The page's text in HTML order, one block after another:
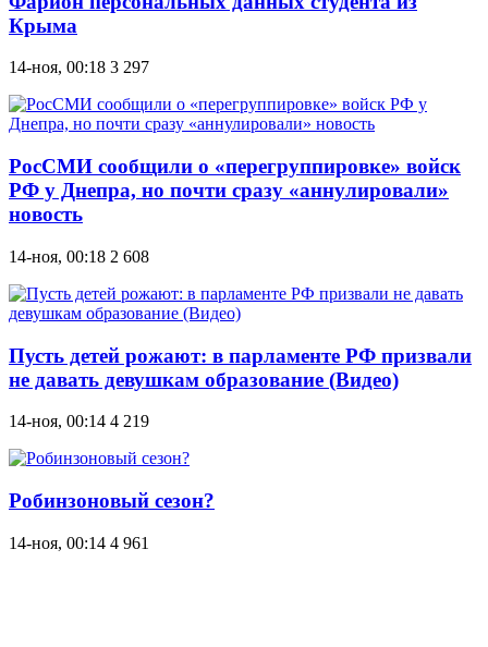
Крыма
14-ноя, 00:18 3 297
РосСМИ сообщили о «перегруппировке» войск
РФ у Днепра, но почти сразу «аннулировали»
новость
14-ноя, 00:18 2 608
Пусть детей рожают: в парламенте РФ призвали
не давать девушкам образование (Видео)
14-ноя, 00:14 4 219
Робинзоновый сезон?
14-ноя, 00:14 4 961